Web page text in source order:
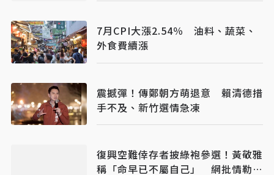
7月CPI大漲2.54％ 油料、蔬菜、
外食費續漲
震撼彈！傳鄭朝方萌退意 賴清德措
手不及、新竹選情急凍
復興空難倖存者披綠袍參選！黃敬雅
稱「命早已不屬自己」 網批情勒：